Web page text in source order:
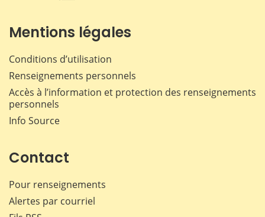
Mentions légales
Conditions d’utilisation
Renseignements personnels
Accès à l’information et protection des renseignements
personnels
Info Source
Contact
Pour renseignements
Alertes par courriel